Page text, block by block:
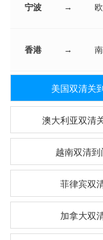
宁波 →
香港 →
美国双清关
澳大利亚双清
越南双清到
菲律宾双
加拿大双